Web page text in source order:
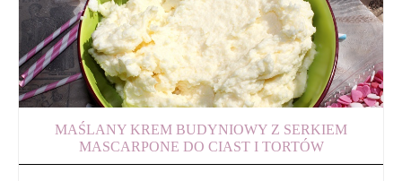
MAŚLANY KREM BUDYNIOWY Z SERKIEM
MASCARPONE DO CIAST I TORTÓW